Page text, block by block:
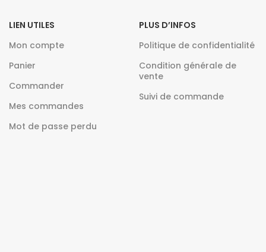
LIEN UTILES
Mon compte
Panier
Commander
Mes commandes
Mot de passe perdu
PLUS D’INFOS
Politique de confidentialité
Condition générale de
vente
Suivi de commande